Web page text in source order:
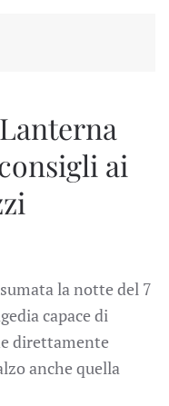
ai
la notte del 7
capace di
direttamente
anche quella